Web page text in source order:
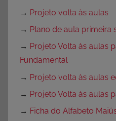
→ Projeto volta às aulas
→ Plano de aula primeira
→ Projeto Volta às aulas
Fundamental
→ Projeto volta às aulas
→ Projeto Volta às aulas
→ Ficha do Alfabeto